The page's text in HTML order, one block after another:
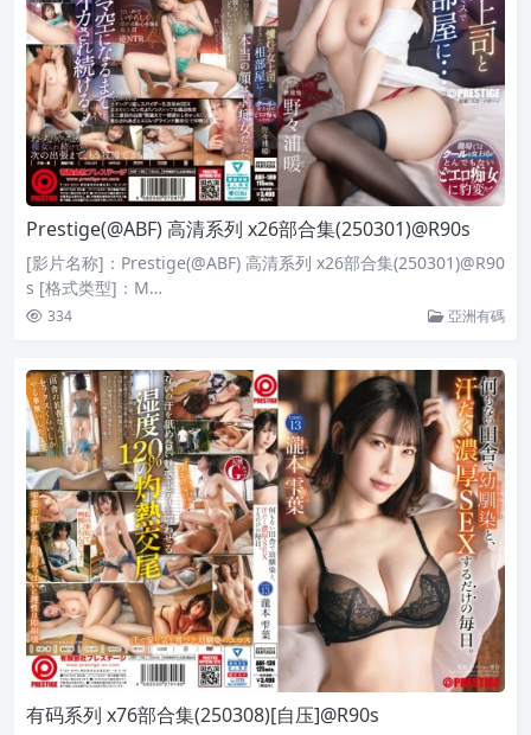
Prestige(@ABF) 高清系列 x26部合集(250301)@R90s
[影片名称]：Prestige(@ABF) 高清系列 x26部合集(250301)@R90
s [格式类型]：M…
334 亞洲有碼
有码系列 x76部合集(250308)[自压]@R90s